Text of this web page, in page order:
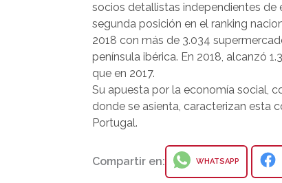
socios detallistas independientes de
segunda posición en el ranking
2018 con más de 3.034
península ibérica. En 2018, alcanzó
que en 2017.
Su apuesta por la economía social,
donde se asienta, caracterizan esta
Portugal.
Compartir en: WHATSAPP